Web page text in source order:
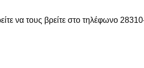
να τους βρείτε στο τηλέφωνο